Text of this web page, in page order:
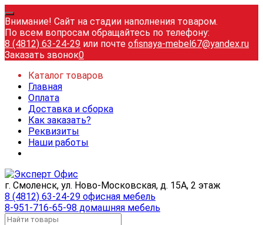
Внимание! Сайт на стадии наполнения товаром.
По всем вопросам обращайтесь по телефону:
8 (4812) 63-24-29 или почте ofisnaya-mebel67@yandex.ru
Заказать звонок0
Каталог товаров
Главная
Оплата
Доставка и сборка
Как заказать?
Реквизиты
Наши работы
г. Смоленск, ул. Ново-Московская, д. 15А, 2 этаж
8 (4812) 63-24-29 офисная мебель
8-951-716-65-98 домашняя мебель